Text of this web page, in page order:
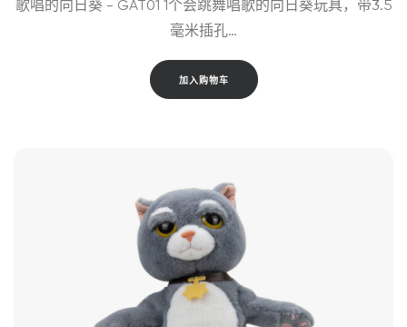
歌唱的向日葵 - GAT01 1个会跳舞唱歌的向日葵玩具，带3.5
毫米插孔…
加入购物车